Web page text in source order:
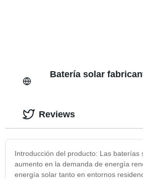
Batería solar
Introducción del producto: Las
aumento en la demanda de energía
energía solar tanto en entornos
Reviews